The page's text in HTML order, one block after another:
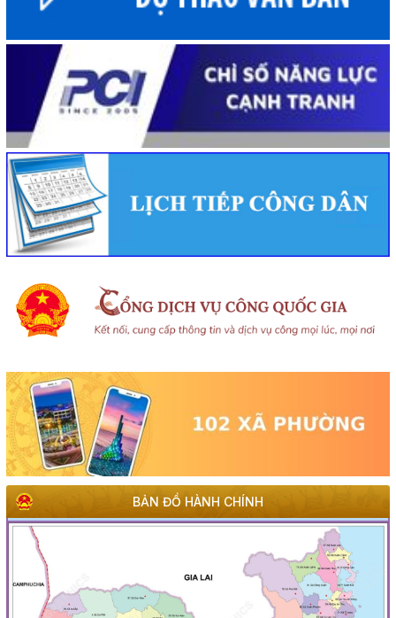
BẢN ĐỒ HÀNH CHÍNH